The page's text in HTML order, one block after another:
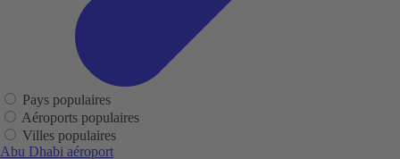
Pays populaires
Aéroports populaires
Villes populaires
Abu Dhabi aéroport